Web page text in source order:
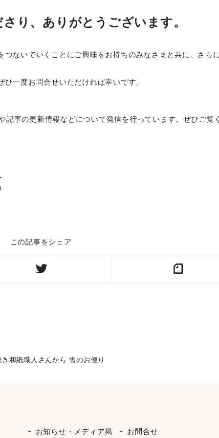
り、ありがとうございます。
ないでいくことにご興味をお持ちのみなさまと共に、さら
一度お問合せいただければ幸いです。
記事の更新情報などについて発信を行っています。ぜひご覧
この記事をシェア
和紙職人さんから 雪のお便り
お知らせ・メディア掲
お問合せ